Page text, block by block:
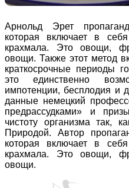
Арнольд Эрет
которая включает в
крахмала. Это овощи,
овощи. Также этот метод
краткосрочные периоды
это единственно
импотенции, бесплодия и
данные немецкий
предрассудками» и
чистоту организма так,
Природой. Автор
которая включает в
крахмала. Это овощи,
овощи.